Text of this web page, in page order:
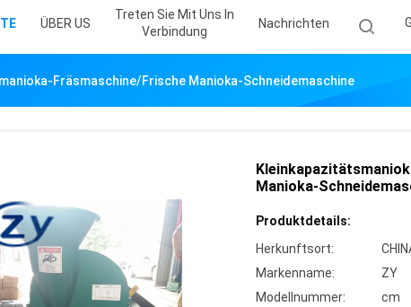
ÜBER US
Treten Sie Mit Uns In
Verbindung
Nachrichten
Fräsmaschine/frische Manioka-Schneidemaschine
Manioka-
Produktdetails:
Herkunftsort:
Markenname:
ZY
Modellnummer:
cm